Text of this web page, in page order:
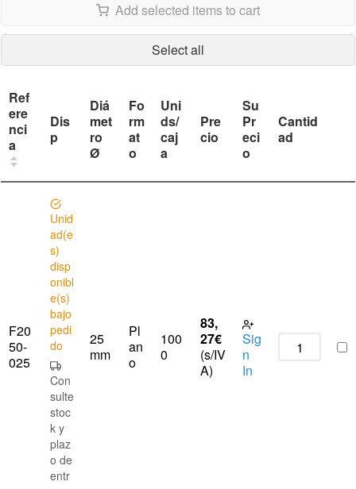
Add selected items to cart
Select all
Ref
ere
nci
a
Dis
p
Diá
met
ro
Ø
Fo
rm
at
o
Uni
ds/
caj
a
Pre
cio
Su
Pr
eci
o
Cantid
ad
F20
50-
025
Unid
ad(e
s)
disp
onibl
e(s)
bajo
pedi
do
Con
sulte
stoc
k y
plaz
o de
entr
25
mm
Pl
an
o
100
0
83,
27€
(s/IV
A)
Sig
n
In